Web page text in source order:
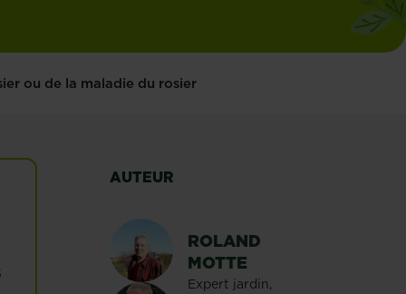
ou de la maladie du rosier
AUTEUR
ROLAND
MOTTE
Expert jardin,